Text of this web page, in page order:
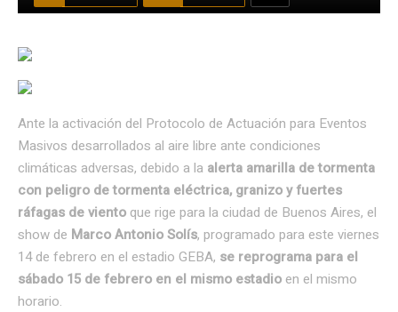
Ante la activación del Protocolo de Actuación para Eventos
Masivos desarrollados al aire libre ante condiciones
climáticas adversas, debido a la alerta amarilla de tormenta
con peligro de tormenta eléctrica, granizo y fuertes
ráfagas de viento que rige para la ciudad de Buenos Aires, el
show de Marco Antonio Solís, programado para este viernes
14 de febrero en el estadio GEBA, se reprograma para el
sábado 15 de febrero en el mismo estadio en el mismo
horario.